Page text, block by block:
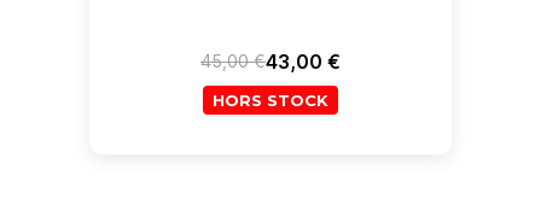
Prix de base
45,00 €Prix
43,00 €
HORS STOCK